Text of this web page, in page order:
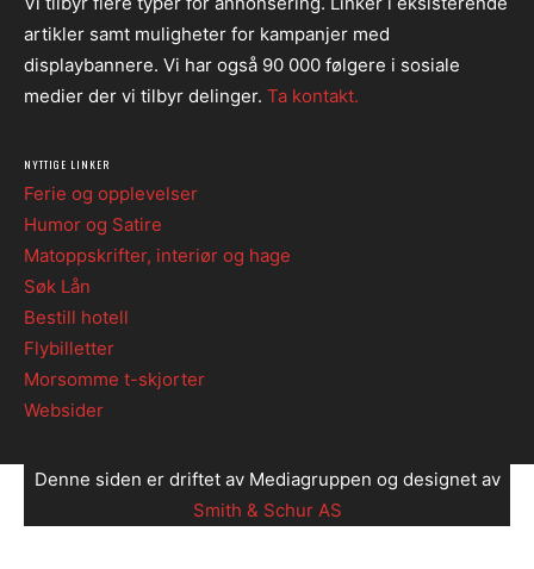
artikler samt muligheter for kampanjer med
displaybannere. Vi har også 90 000 følgere i sosiale
medier der vi tilbyr delinger. Ta kontakt.
NYTTIGE LINKER
Ferie og opplevelser
Humor og Satire
Matoppskrifter, interiør og hage
Søk Lån
Bestill hotell
Flybilletter
Morsomme t-skjorter
Websider
Denne siden er driftet av Mediagruppen og designet av
Smith & Schur AS